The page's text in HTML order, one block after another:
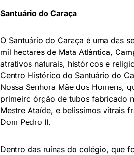
Santuário do Caraça
O Santuário do Caraça é uma das
mil hectares de Mata Atlântica,
atrativos naturais, históricos e
Centro Histórico do Santuário do
Nossa Senhora Mãe dos Homens,
primeiro órgão de tubos fabricado
Mestre Ataíde, e belíssimos vitrais
Dom Pedro II.
Dentro das ruínas do colégio, que